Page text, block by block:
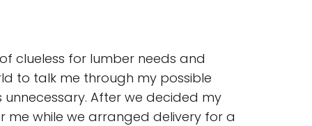
clueless for lumber needs and
to talk me through my possible
After we decided my
me while we arranged delivery for a